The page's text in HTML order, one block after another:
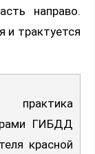
направо.
и трактуется
практика
ГИБДД
красной